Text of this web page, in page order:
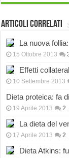
Articoli correlati
La nuova
15 Ottobre 2013
Effetti
10 Settembre 2013
Dieta proteica: fa
19 Aprile 2013 2
La dieta del
17 Aprile 2013 2
Dieta Atkins: